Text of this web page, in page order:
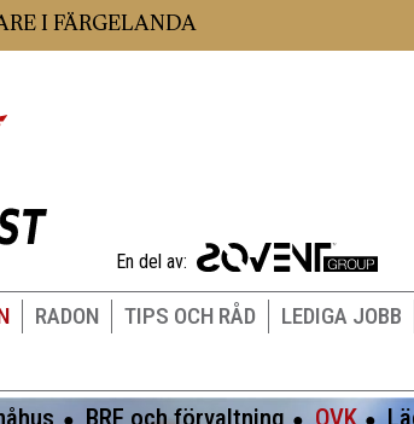
I FÄRGELANDA
En del av:
BRF och förvaltning OVK
RADON TIPS OCH RÅD LEDIGA JOBB